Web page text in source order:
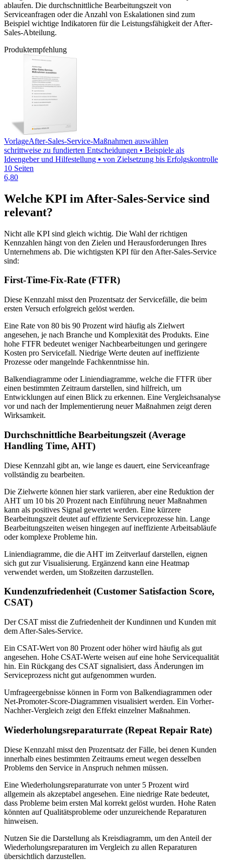
ablaufen. Die durchschnittliche Bearbeitungszeit von
Serviceanfragen oder die Anzahl von Eskalationen sind zum
Beispiel wichtige Indikatoren für die Leistungsfähigkeit der After-
Sales-Abteilung.
Produktempfehlung
VorlageAfter-Sales-Service-Maßnahmen auswählen
schrittweise zu fundierten Entscheidungen ▪ Beispiele als
Ideengeber und Hilfestellung ▪ von Zielsetzung bis Erfolgskontrolle
10 Seiten
6,80
Welche KPI im After-Sales-Service sind
relevant?
Nicht alle KPI sind gleich wichtig. Die Wahl der richtigen
Kennzahlen hängt von den Zielen und Herausforderungen Ihres
Unternehmens ab. Die wichtigsten KPI für den After-Sales-Service
sind:
First-Time-Fix-Rate (FTFR)
Diese Kennzahl misst den Prozentsatz der Servicefälle, die beim
ersten Versuch erfolgreich gelöst werden.
Eine Rate von 80 bis 90 Prozent wird häufig als Zielwert
angesehen, je nach Branche und Komplexität des Produkts. Eine
hohe FTFR bedeutet weniger Nachbearbeitungen und geringere
Kosten pro Servicefall. Niedrige Werte deuten auf ineffiziente
Prozesse oder mangelnde Fachkenntnisse hin.
Balkendiagramme oder Liniendiagramme, welche die FTFR über
einen bestimmten Zeitraum darstellen, sind hilfreich, um
Entwicklungen auf einen Blick zu erkennen. Eine Vergleichsanalyse
vor und nach der Implementierung neuer Maßnahmen zeigt deren
Wirksamkeit.
Durchschnittliche Bearbeitungszeit (Average
Handling Time, AHT)
Diese Kennzahl gibt an, wie lange es dauert, eine Serviceanfrage
vollständig zu bearbeiten.
Die Zielwerte können hier stark variieren, aber eine Reduktion der
AHT um 10 bis 20 Prozent nach Einführung neuer Maßnahmen
kann als positives Signal gewertet werden. Eine kürzere
Bearbeitungszeit deutet auf effiziente Serviceprozesse hin. Lange
Bearbeitungszeiten weisen hingegen auf ineffiziente Arbeitsabläufe
oder komplexe Probleme hin.
Liniendiagramme, die die AHT im Zeitverlauf darstellen, eignen
sich gut zur Visualisierung. Ergänzend kann eine Heatmap
verwendet werden, um Stoßzeiten darzustellen.
Kundenzufriedenheit (Customer Satisfaction Score,
CSAT)
Der CSAT misst die Zufriedenheit der Kundinnen und Kunden mit
dem After-Sales-Service.
Ein CSAT-Wert von 80 Prozent oder höher wird häufig als gut
angesehen. Hohe CSAT-Werte weisen auf eine hohe Servicequalität
hin. Ein Rückgang des CSAT signalisiert, dass Änderungen im
Serviceprozess nicht gut aufgenommen wurden.
Umfrageergebnisse können in Form von Balkendiagrammen oder
Net-Promoter-Score-Diagrammen visualisiert werden. Ein Vorher-
Nachher-Vergleich zeigt den Effekt einzelner Maßnahmen.
Wiederholungsreparaturrate (Repeat Repair Rate)
Diese Kennzahl misst den Prozentsatz der Fälle, bei denen Kunden
innerhalb eines bestimmten Zeitraums erneut wegen desselben
Problems den Service in Anspruch nehmen müssen.
Eine Wiederholungsreparaturrate von unter 5 Prozent wird
allgemein als akzeptabel angesehen. Eine niedrige Rate bedeutet,
dass Probleme beim ersten Mal korrekt gelöst wurden. Hohe Raten
könnten auf Qualitätsprobleme oder unzureichende Reparaturen
hinweisen.
Nutzen Sie die Darstellung als Kreisdiagramm, um den Anteil der
Wiederholungsreparaturen im Vergleich zu allen Reparaturen
übersichtlich darzustellen.